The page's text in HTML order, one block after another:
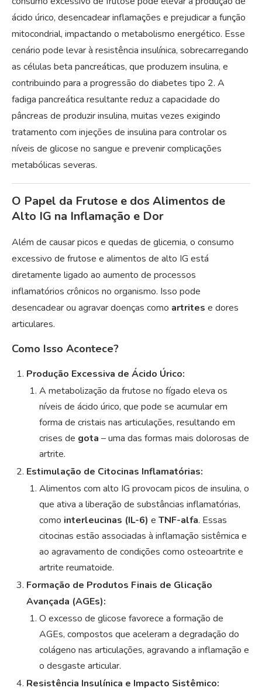
ácido úrico, desencadear inflamações e prejudicar a função
mitocondrial, impactando o metabolismo energético. Esse
cenário pode levar à resistência insulínica, sobrecarregando
as células beta pancreáticas, que produzem insulina, e
contribuindo para a progressão do diabetes tipo 2. A
fadiga pancreática resultante reduz a capacidade do
pâncreas de produzir insulina, muitas vezes exigindo
tratamento com injeções de insulina para controlar os
níveis de glicose no sangue e prevenir complicações
metabólicas severas.
O Papel da Frutose e dos Alimentos de
Alto IG na Inflamação e Dor
Além de causar picos e quedas de glicemia, o consumo
excessivo de frutose e alimentos de alto IG está
diretamente ligado ao aumento de processos
inflamatórios crônicos no organismo. Isso pode
desencadear ou agravar doenças como artrites e dores
articulares.
Como Isso Acontece?
Produção Excessiva de Ácido Úrico:
A metabolização da frutose no fígado eleva os
níveis de ácido úrico, que pode se acumular em
forma de cristais nas articulações, resultando em
crises de gota – uma das formas mais dolorosas de
artrite.
Estimulação de Citocinas Inflamatórias:
Alimentos com alto IG provocam picos de insulina, o
que ativa a liberação de substâncias inflamatórias,
como interleucinas (IL-6) e TNF-alfa. Essas
citocinas estão associadas à inflamação sistêmica e
ao agravamento de condições como osteoartrite e
artrite reumatoide.
Formação de Produtos Finais de Glicação
Avançada (AGEs):
O excesso de glicose favorece a formação de
AGEs, compostos que aceleram a degradação do
colágeno nas articulações, agravando a inflamação e
o desgaste articular.
Resistência Insulínica e Impacto Sistêmico: